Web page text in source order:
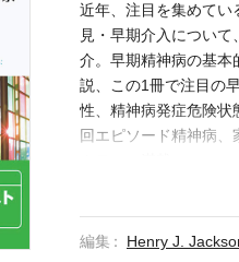
近年、注目を集めてい
見・早期介入につい
介。早期精神病の基本
説、この1冊で注目の
性、精神病発症危険状
回エピソード精神病、
編集 Henry J.